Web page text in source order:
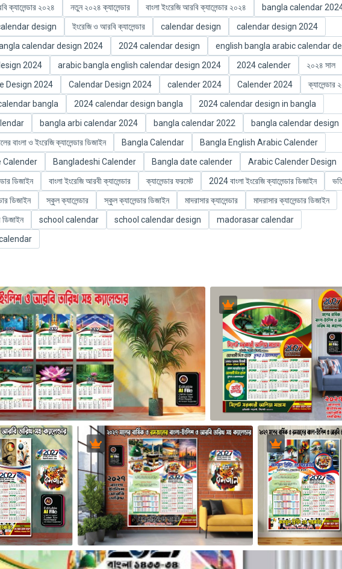
ক্যালেন্ডার ২০২৪ নতুন ২০২৪ ক্যালেন্ডার বাংলা ইংরেজি আরবি ক্যালেন্ডার ২০২৪
bangla calendar
design ইংরেজি ও আরবি ক্যালেন্ডার calendar design
calendar design 2024
calendar design 2024 2024 calendar design
english bangla arabic calendar
2024
arabic bangla english calendar design 2024 2024 calender
২০২৪ সাল
Design 2024 Calendar Design 2024 calender 2024 Calender 2024
ক্যালেন্ডার
bangla 2024 calendar design bangla
2024 calendar design in bangla
bangla arbi calendar 2024 bangla calendar 2022
bangla calendar design
বাংলা ও ইংরেজি ক্যালেন্ডার ডিজাইন Bangla Calendar
Bangla English Arabic Calender
Calender Bangladeshi Calender Bangla date calender
Arabic Calender Design
ডিজাইন বাংলা ইংরেজি আরবী ক্যালেন্ডার ক্যালেন্ডার ফরমেট 2024 বাংলা ইংরেজি ক্যালেন্ডার ডিজাইন
ডিজাইন স্কুল ক্যালেন্ডার স্কুল ক্যালেন্ডার ডিজাইন মাদরাসার ক্যালেন্ডার
মাদরাসার ক্যালেন্ডার ডিজাইন
ডিজাইন school calendar school calendar design
madorasar calendar